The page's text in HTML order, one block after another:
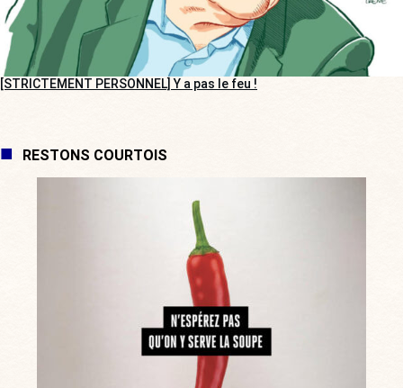
[STRICTEMENT PERSONNEL] Y a pas le feu !
RESTONS COURTOIS